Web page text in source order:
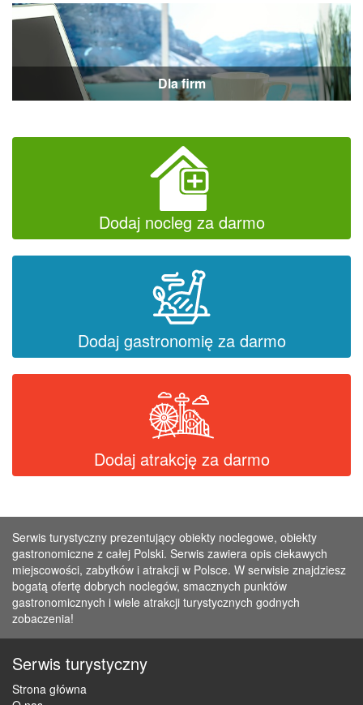
Dla firm
Dodaj nocleg za darmo
Dodaj gastronomię za darmo
Dodaj atrakcję za darmo
Serwis turystyczny prezentujący obiekty noclegowe, obiekty
gastronomiczne z całej Polski. Serwis zawiera opis ciekawych
miejscowości, zabytków i atrakcji w Polsce. W serwisie znajdziesz
bogatą ofertę dobrych noclegów, smacznych punktów
gastronomicznych i wiele atrakcji turystycznych godnych
zobaczenia!
Serwis turystyczny
Strona główna